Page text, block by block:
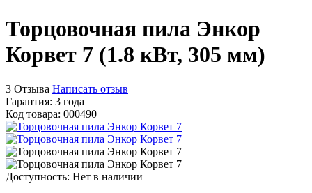
Торцовочная пила Энкор
Корвет 7 (1.8 кВт, 305 мм)
3 Отзыва Написать отзыв
Гарантия: 3 года
Код товара: 000490
Доступность: Нет в наличии